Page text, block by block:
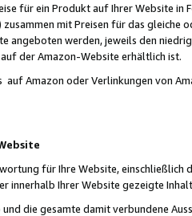
für ein Produkt auf Ihrer Website
zusammen mit Preisen für das
angeboten werden, jeweils den
der Amazon-Website erhältlich ist.
Amazon oder Verlinkungen von
für Ihre Website,
innerhalb Ihrer Website gezeigte
die gesamte damit verbundene